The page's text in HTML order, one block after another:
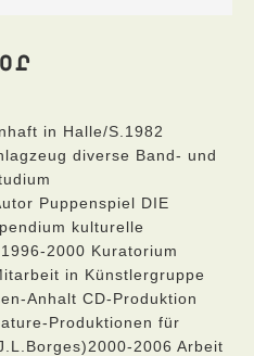
in Halle/S.1982
diverse Band- und
Puppenspiel DIE
kulturelle
2000 Kuratorium
in Künstlergruppe
Anhalt CD-Produktion
Produktionen für
2006 Arbeit